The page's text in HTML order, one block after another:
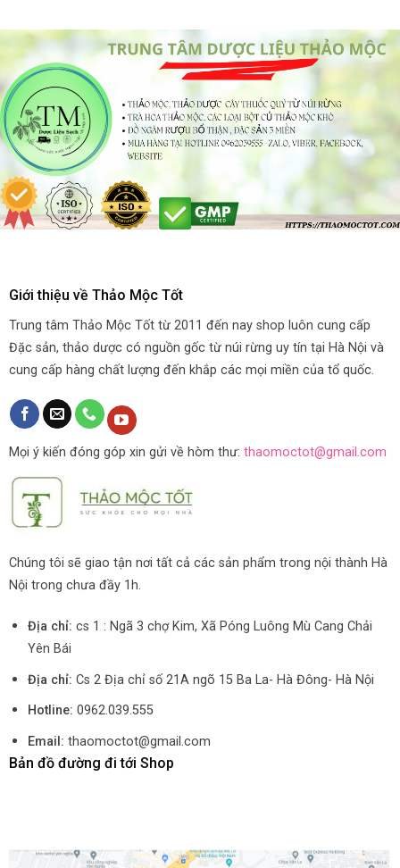
Giới thiệu về Thảo Mộc Tốt
Trung tâm Thảo Mộc Tốt từ 2011 đến nay shop luôn cung cấp
Đặc sản, thảo dược có nguồn gốc từ núi rừng uy tín tại Hà Nội và
cung cấp hàng chất lượng đến khắp các mọi miền của tổ quốc.
Mọi ý kiến đóng góp xin gửi về hòm thư: thaomoctot@gmail.com
Chúng tôi sẽ giao tận nơi tất cả các sản phẩm trong nội thành Hà
Nội trong chưa đầy 1h.
Địa chỉ: cs 1 : Ngã 3 chợ Kim, Xã Póng Luông Mù Cang Chải
Yên Bái
Địa chỉ: Cs 2 Địa chỉ số 21A ngõ 15 Ba La- Hà Đông- Hà Nội
Hotline: 0962.039.555
Email: thaomoctot@gmail.com
Bản đồ đường đi tới Shop